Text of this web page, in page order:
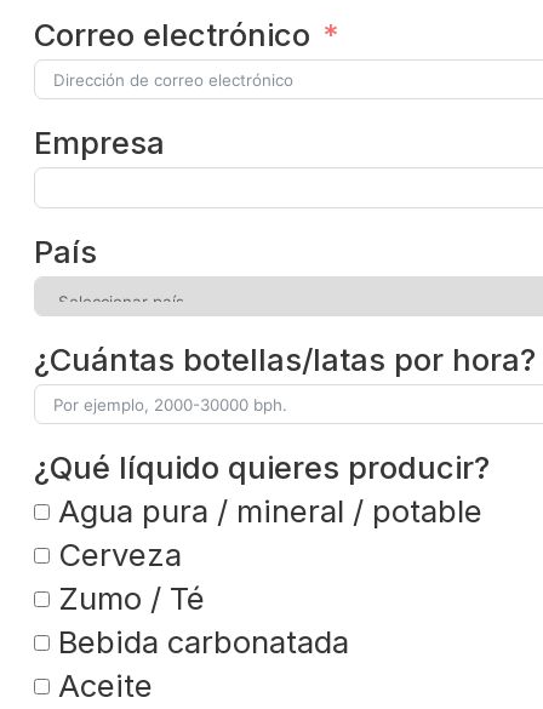
Correo electrónico
Empresa
País
¿Cuántas botellas/latas por hora?
¿Qué líquido quieres producir?
Agua pura / mineral / potable
Cerveza
Zumo / Té
Bebida carbonatada
Aceite